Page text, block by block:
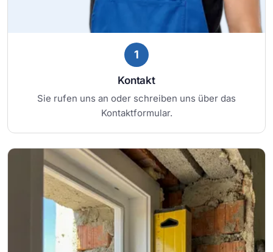
1
Kontakt
Sie rufen uns an oder schreiben uns über das
Kontaktformular.